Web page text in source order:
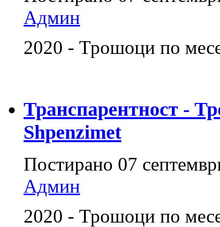
Админ
2020 - Трошоци по
Транспарентност -
Shpenzimet
Постирано 07
Админ
2020 - Трошоци по